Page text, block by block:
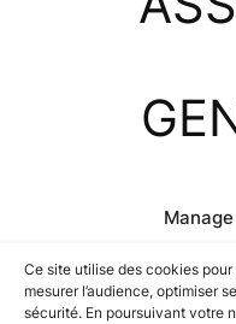
Ce site utilise des cookies
mesurer l’audience, optimiser
sécurité. En poursuivant votre